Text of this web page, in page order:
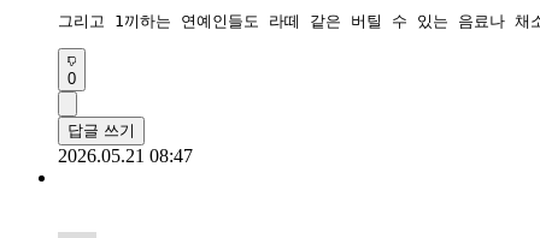
그리고 1끼하는 연예인들도 라떼 같은 버틸 수 있는 음료나
0
답글 쓰기
2026.05.21 08:47